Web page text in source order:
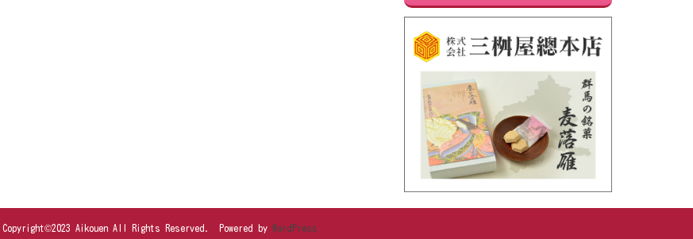
Copyright©2023 Aikouen All Rights Reserved. Powered by WordPress